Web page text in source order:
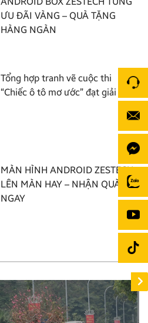
ƯU ĐÃI VÀNG – QUÀ TẶNG
HÀNG NGÀN
Tổng hợp tranh vẽ cuộc thi
“Chiếc ô tô mơ ước” đạt giải nhất
MÀN HÌNH ANDROID ZESTECH:
LÊN MÀN HAY – NHẬN QUÀ
NGAY